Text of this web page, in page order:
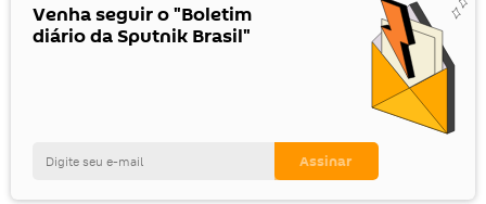
Venha seguir o "Boletim
diário da Sputnik Brasil"